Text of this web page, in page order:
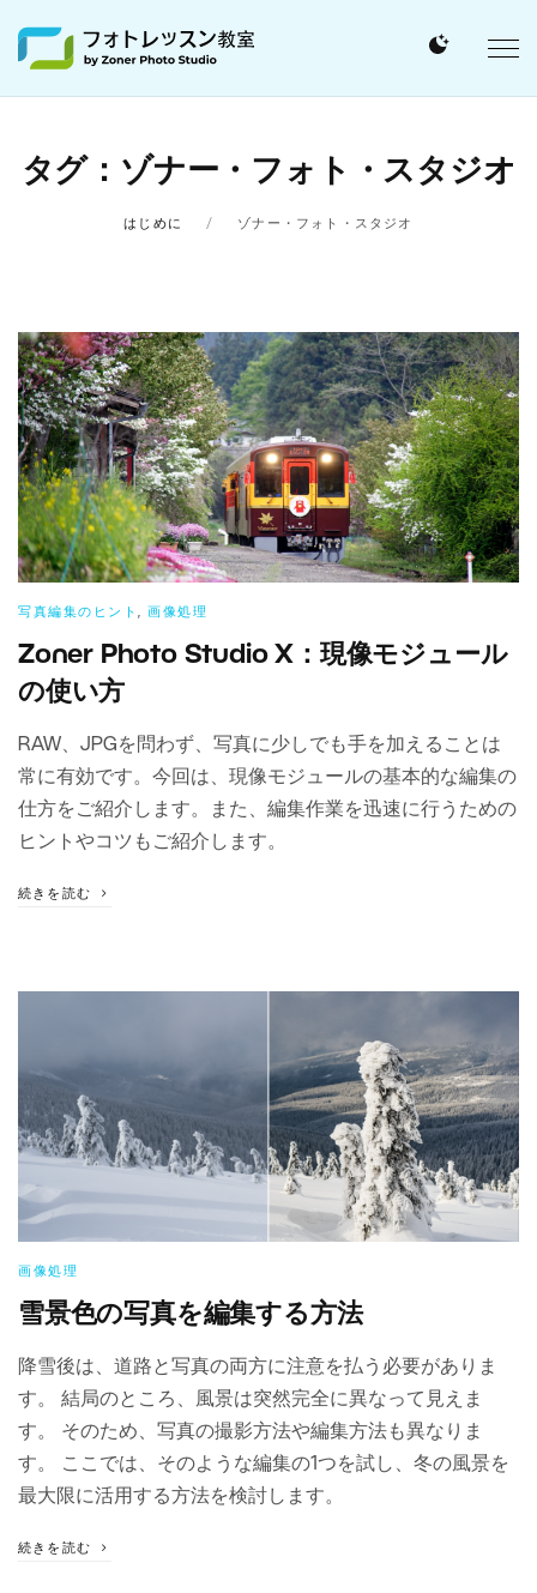
タグ：ゾナー・フォト・スタジオ
はじめに ゾナー・フォト・スタジオ
写真編集のヒント , 画像処理
Zoner Photo Studio X：現像モジュール
の使い方
RAW、JPGを問わず、写真に少しでも手を加えることは
常に有効です。今回は、現像モジュールの基本的な編集の
仕方をご紹介します。また、編集作業を迅速に行うための
ヒントやコツもご紹介します。
続きを読む
画像処理
雪景色の写真を編集する方法
降雪後は、道路と写真の両方に注意を払う必要がありま
す。 結局のところ、風景は突然完全に異なって見えま
す。 そのため、写真の撮影方法や編集方法も異なりま
す。 ここでは、そのような編集の1つを試し、冬の風景を
最大限に活用する方法を検討します。
続きを読む